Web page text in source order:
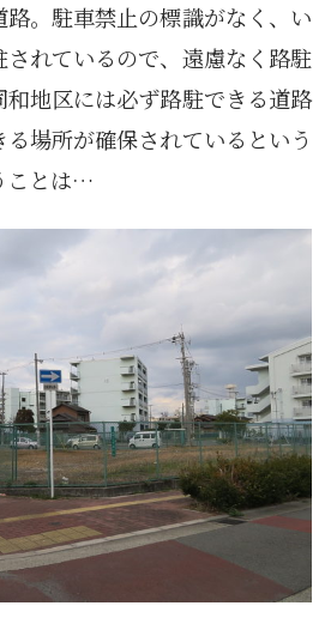
。駐車禁止の標識がなく、い
されているので、遠慮なく路駐
和地区には必ず路駐できる道路
場所が確保されているという
ことは…